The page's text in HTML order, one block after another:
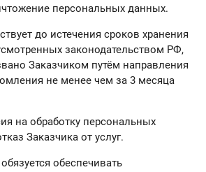
персональных данных.
до истечения сроков хранения
законодательством РФ,
Заказчиком путём направления
не менее чем за 3 месяца
на обработку персональных
Заказчика от услуг.
обеспечивать